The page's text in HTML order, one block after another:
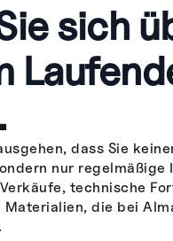
sich
dass Sie
nur regelmäßige
technische
Materialien, die bei